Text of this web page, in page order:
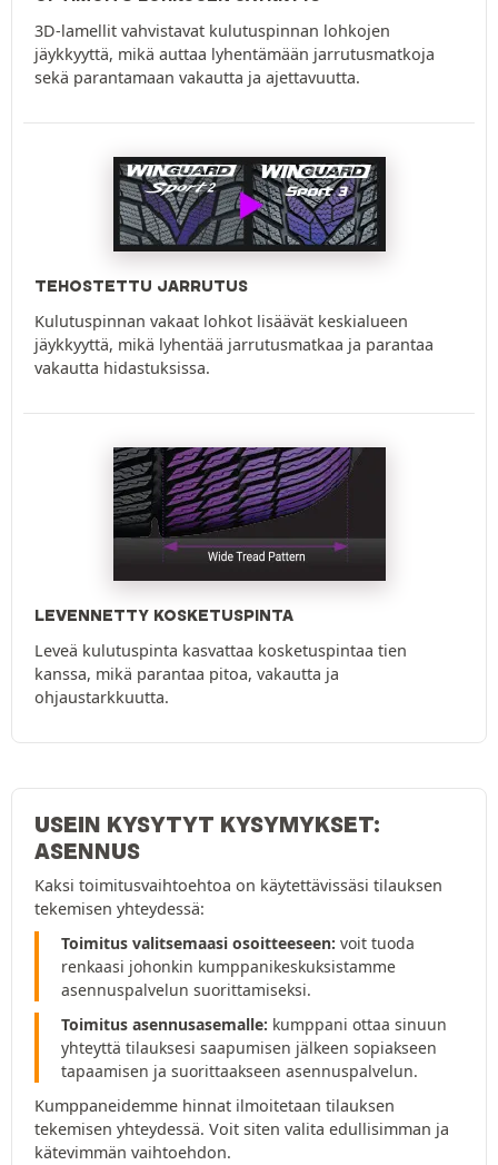
3D-lamellit vahvistavat kulutuspinnan lohkojen
jäykkyyttä, mikä auttaa lyhentämään jarrutusmatkoja
sekä parantamaan vakautta ja ajettavuutta.
TEHOSTETTU JARRUTUS
Kulutuspinnan vakaat lohkot lisäävät keskialueen
jäykkyyttä, mikä lyhentää jarrutusmatkaa ja parantaa
vakautta hidastuksissa.
LEVENNETTY KOSKETUSPINTA
Leveä kulutuspinta kasvattaa kosketuspintaa tien
kanssa, mikä parantaa pitoa, vakautta ja
ohjaustarkkuutta.
USEIN KYSYTYT KYSYMYKSET:
ASENNUS
Kaksi toimitusvaihtoehtoa on käytettävissäsi tilauksen
tekemisen yhteydessä:
Toimitus valitsemaasi osoitteeseen: voit tuoda
renkaasi johonkin kumppanikeskuksistamme
asennuspalvelun suorittamiseksi.
Toimitus asennusasemalle: kumppani ottaa sinuun
yhteyttä tilauksesi saapumisen jälkeen sopiakseen
tapaamisen ja suorittaakseen asennuspalvelun.
Kumppaneidemme hinnat ilmoitetaan tilauksen
tekemisen yhteydessä. Voit siten valita edullisimman ja
kätevimmän vaihtoehdon.